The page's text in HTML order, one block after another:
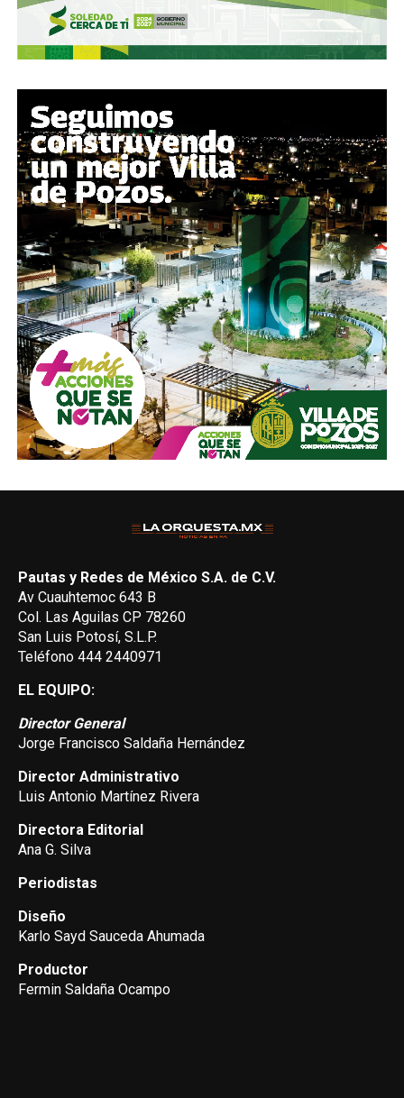
Pautas y Redes de México S.A. de C.V.
Av Cuauhtemoc 643 B
Col. Las Aguilas CP 78260
San Luis Potosí, S.L.P.
Teléfono 444 2440971
EL EQUIPO:
Director General
Jorge Francisco Saldaña Hernández
Director Administrativo
Luis Antonio Martínez Rivera
Directora Editorial
Ana G. Silva
Periodistas
Diseño
Karlo Sayd Sauceda Ahumada
Productor
Fermin Saldaña Ocampo